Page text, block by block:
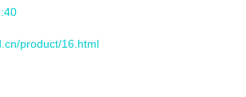
product/16.html